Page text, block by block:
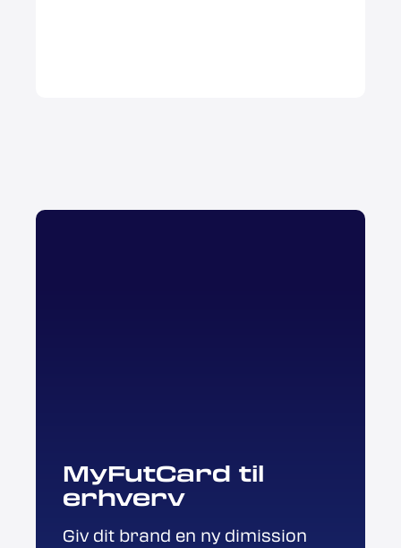
MyFutCard til
erhverv
Giv dit brand en ny dimission